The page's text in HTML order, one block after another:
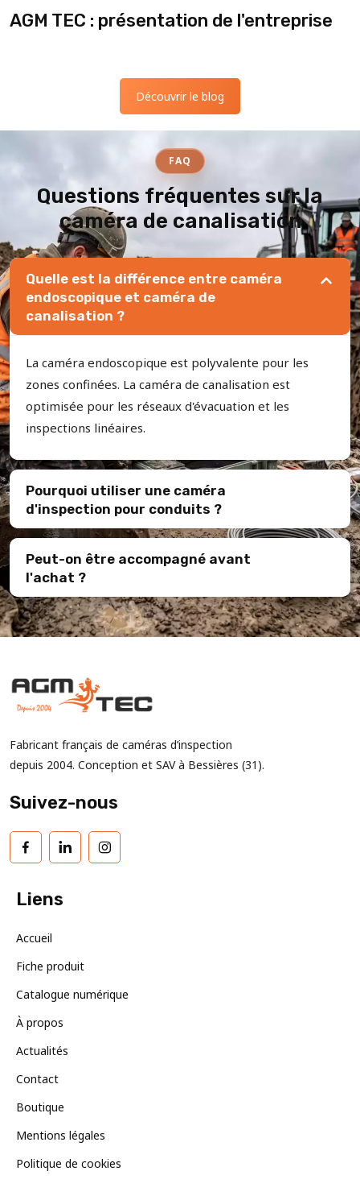
AGM TEC : présentation de l'entreprise
Découvrir le blog
FAQ
Questions fréquentes sur la
caméra de canalisation
Quelle est la différence entre caméra
endoscopique et caméra de
canalisation ?
La caméra endoscopique est polyvalente pour les
zones confinées. La caméra de canalisation est
optimisée pour les réseaux d'évacuation et les
inspections linéaires.
Pourquoi utiliser une caméra
d'inspection pour conduits ?
Peut-on être accompagné avant
l'achat ?
Fabricant français de caméras d’inspection
depuis 2004. Conception et SAV à Bessières (31).
Suivez-nous
FacebookLinkedIn
Liens
Accueil
Fiche produit
Catalogue numérique
À propos
Actualités
Contact
Boutique
Mentions légales
Politique de cookies